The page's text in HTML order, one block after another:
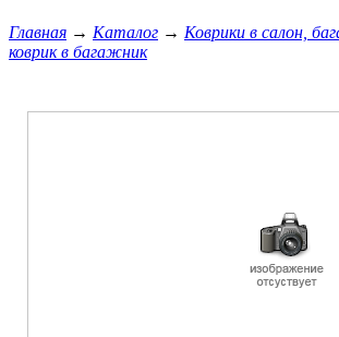
Главная → Каталог → Коврики в салон,
коврик в багажник